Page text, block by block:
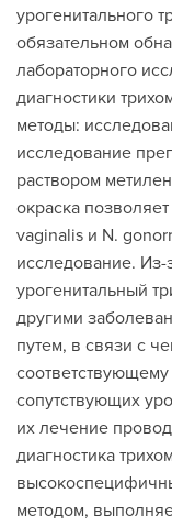
урогенитального
обязательном
лабораторного
диагностики
методы:
исследование
раствором
окраска
vaginalis и N.
исследование.
урогенитальный
другими
путем, в связи с
сопутствующих
их лечение
диагностика
методом,